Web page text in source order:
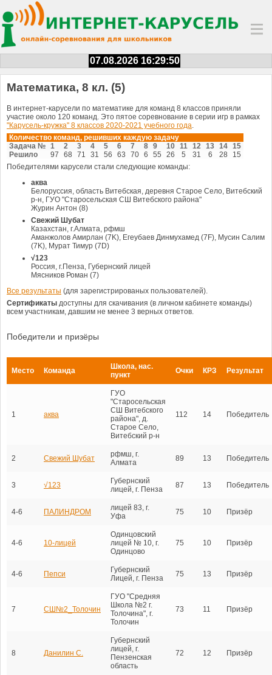
07.08.2026 16:29:50
Математика, 8 кл. (5)
В интернет-карусели по математике для команд 8 классов приняли
участие около 120 команд. Это пятое соревнование в серии игр в рамках
"Карусель-кружка" 8 классов 2020-2021 учебного года
Количество команд, решивших каждую задачу
Задача №
1 2 3 4 5 6 7 8 9 10 11 12 13 14
15
Решило
97 68 71 31 56 63 70 6 55 26 5 31 6 28
15
Победителями карусели стали следующие команды:
аква
Белоруссия, область Витебская, деревня Старое Село, Витебский
р-н, ГУО "Старосельская СШ Витебского района"
Журин Антон (8)
Свежий Шубат
Казахстан, г.Алмата, рфмш
Аманжолов Амирлан (7K), Егеубаев Динмухамед (7F), Мусин Салим
(7K), Мурат Тимур (7D)
√123
Россия, г.Пенза, Губернский лицей
Мясников Роман (7)
Все результаты (для зарегистрированых пользователей).
Сертификаты доступны для скачивания (в личном кабинете команды)
всем участникам, давшим не менее 3 верных ответов.
Победители и призёры
Место Команда
Школа, нас.
пункт
Очки КРЗ Результат
1 аква
ГУО
"Старосельская
СШ Витебского
района", д.
Старое Село,
Витебский р-н
112 14 Победитель
2 Свежий Шубат
рфмш, г.
Алмата
89 13 Победитель
3 √123
Губернский
лицей, г. Пенза
87 13 Победитель
4-6 ПАЛИНДРОМ
лицей 83, г.
Уфа
75 10 Призёр
4-6 10-лицей
Одинцовский
лицей № 10, г.
Одинцово
75 10 Призёр
4-6 Пепси
Губернский
Лицей, г. Пенза
75 13 Призёр
7 СШ№2_Толочин
ГУО "Средняя
Школа №2 г.
Толочина", г.
Толочин
73 11 Призёр
8 Данилин С.
Губернский
лицей, г.
Пензенская
область
72 12 Призёр